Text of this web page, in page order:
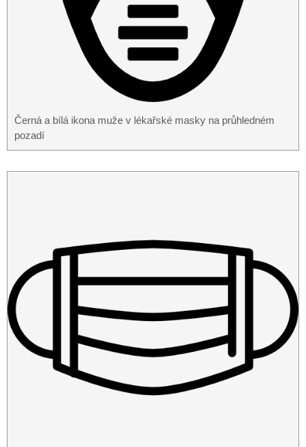
Černá a bílá ikona muže v lékařské masky na průhledném
pozadí